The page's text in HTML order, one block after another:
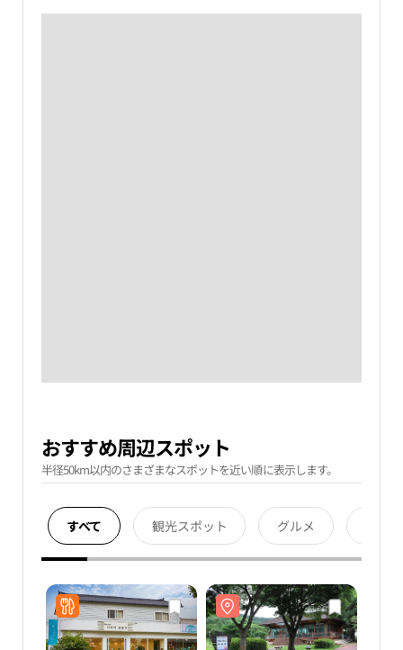
おすすめ周辺スポット
半径50km以内のさまざまなスポットを近い順に表示します。
すべて 観光スポット グルメ